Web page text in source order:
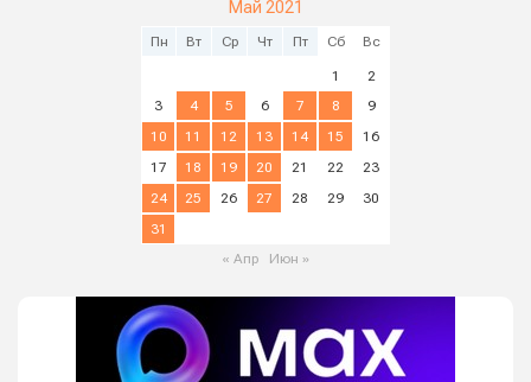
Май 2021
Пн Вт Ср Чт Пт Сб Вс
1
2
3
4 5 6 7 8
9
10
11 12 13 14 15
16
17
18 19 20 21 22
23
24
25 26 27 28 29
30
31
« Апр
Июн »